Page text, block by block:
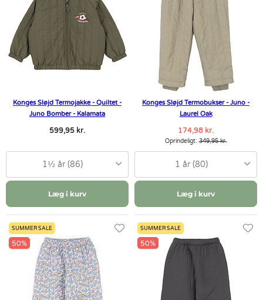
Konges Sløjd Termojakke - Quiltet -
Juno Bomber - Kalamata
599,95 kr.
1½ år (86)
Læg i kurv
Konges Sløjd Termobukser - Juno -
Laurel Oak
174,98 kr.
Oprindeligt:349,95 kr.
1 år (80)
Læg i kurv
SUMMER SALE
50%
SUMMER SALE
50%